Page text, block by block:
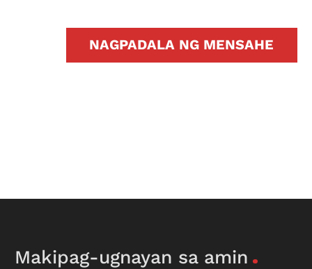
NAGPADALA NG MENSAHE
Makipag-ugnayan sa amin